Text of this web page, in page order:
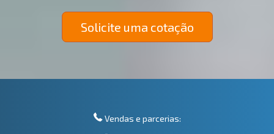
Solicite uma cotação
Vendas e parcerias: